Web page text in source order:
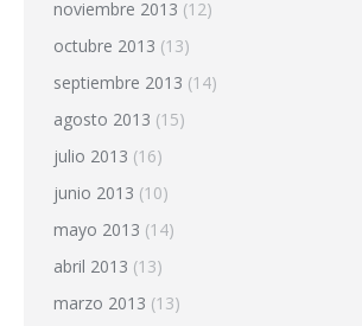
noviembre 2013 (12)
octubre 2013 (13)
septiembre 2013 (14)
agosto 2013 (15)
julio 2013 (16)
junio 2013 (10)
mayo 2013 (14)
abril 2013 (13)
marzo 2013 (13)